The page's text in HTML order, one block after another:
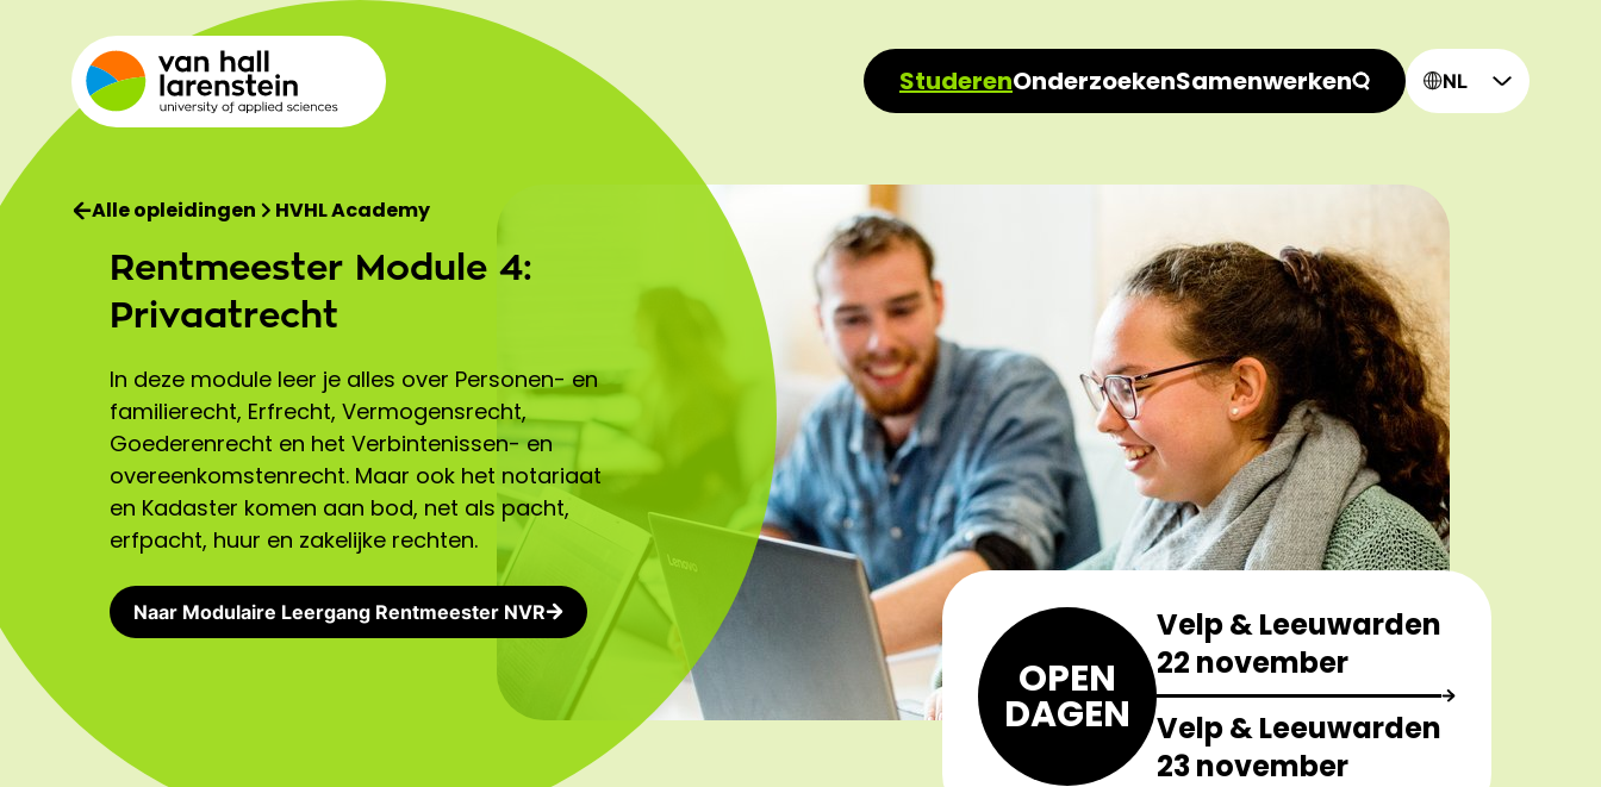
StuderenOnderzoekenSamenwerken NL
Alle opleidingen HVHL Academy
Rentmeester Module 4:
Privaatrecht
In deze module leer je alles over Personen- en
familierecht, Erfrecht, Vermogensrecht,
Goederenrecht en het Verbintenissen- en
overeenkomstenrecht. Maar ook het notariaat
en Kadaster komen aan bod, net als pacht,
erfpacht, huur en zakelijke rechten.
Naar Modulaire Leergang Rentmeester NVR
OPEN
DAGEN
Velp & Leeuwarden
22 november
Velp & Leeuwarden
23 november